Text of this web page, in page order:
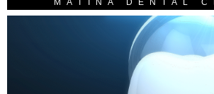
MATINA DENTAL